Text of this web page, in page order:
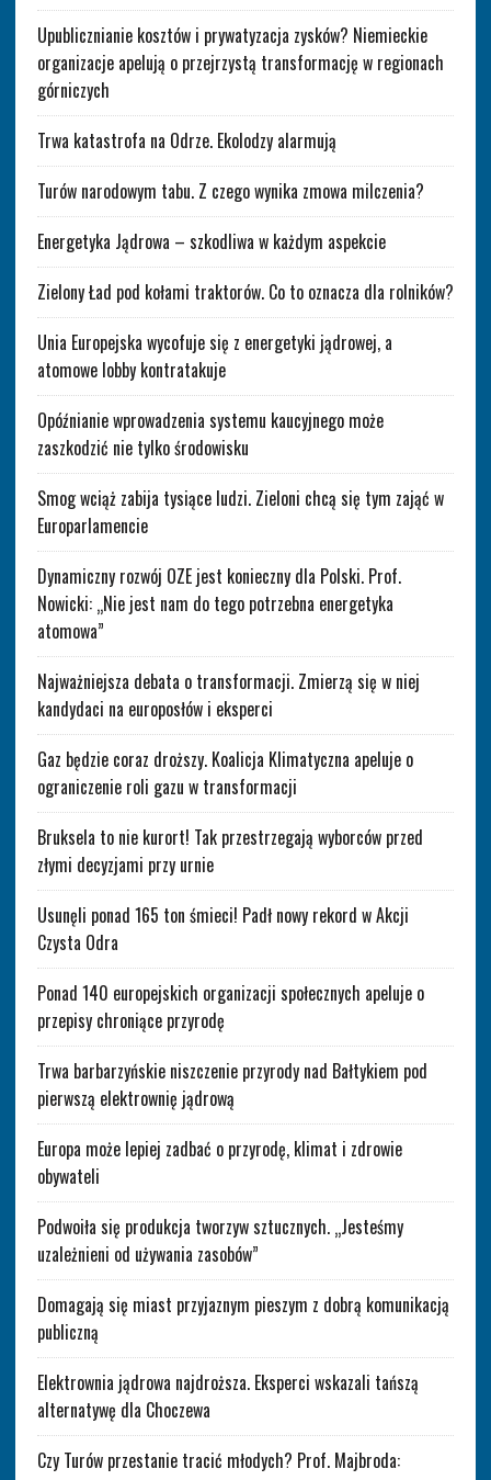
Upublicznianie kosztów i prywatyzacja zysków? Niemieckie
organizacje apelują o przejrzystą transformację w regionach
górniczych
Trwa katastrofa na Odrze. Ekolodzy alarmują
Turów narodowym tabu. Z czego wynika zmowa milczenia?
Energetyka Jądrowa – szkodliwa w każdym aspekcie
Zielony Ład pod kołami traktorów. Co to oznacza dla rolników?
Unia Europejska wycofuje się z energetyki jądrowej, a
atomowe lobby kontratakuje
Opóźnianie wprowadzenia systemu kaucyjnego może
zaszkodzić nie tylko środowisku
Smog wciąż zabija tysiące ludzi. Zieloni chcą się tym zająć w
Europarlamencie
Dynamiczny rozwój OZE jest konieczny dla Polski. Prof.
Nowicki: „Nie jest nam do tego potrzebna energetyka
atomowa”
Najważniejsza debata o transformacji. Zmierzą się w niej
kandydaci na europosłów i eksperci
Gaz będzie coraz droższy. Koalicja Klimatyczna apeluje o
ograniczenie roli gazu w transformacji
Bruksela to nie kurort! Tak przestrzegają wyborców przed
złymi decyzjami przy urnie
Usunęli ponad 165 ton śmieci! Padł nowy rekord w Akcji
Czysta Odra
Ponad 140 europejskich organizacji społecznych apeluje o
przepisy chroniące przyrodę
Trwa barbarzyńskie niszczenie przyrody nad Bałtykiem pod
pierwszą elektrownię jądrową
Europa może lepiej zadbać o przyrodę, klimat i zdrowie
obywateli
Podwoiła się produkcja tworzyw sztucznych. „Jesteśmy
uzależnieni od używania zasobów”
Domagają się miast przyjaznym pieszym z dobrą komunikacją
publiczną
Elektrownia jądrowa najdroższa. Eksperci wskazali tańszą
alternatywę dla Choczewa
Czy Turów przestanie tracić młodych? Prof. Majbroda: